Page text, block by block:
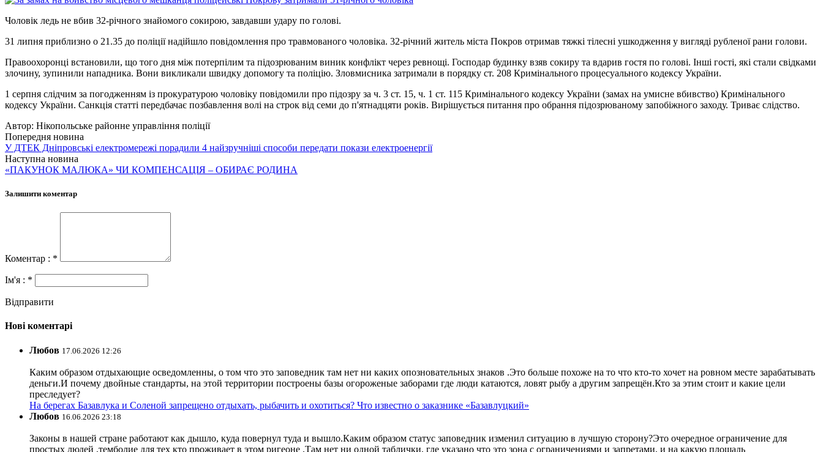
Чоловік ледь не вбив 32-річного знайомого сокирою, завдавши удару по голові.
31 липня приблизно о 21.35 до поліції надійшло повідомлення про травмованого чоловіка. 32-річний житель міста Покров отримав тяжкі тілесні ушкодження у вигляді рубленої рани голови.
Правоохоронці встановили, що того дня між потерпілим та підозрюваним виник конфлікт через ревнощі. Господар будинку взяв сокиру та вдарив гостя по голові. Інші гості, які стали свідками
злочину, зупинили нападника. Вони викликали швидку допомогу та поліцію. Зловмисника затримали в порядку ст. 208 Кримінального процесуального кодексу України.
1 серпня слідчим за погодженням із прокуратурою чоловіку повідомили про підозру за ч. 3 ст. 15, ч. 1 ст. 115 Кримінального кодексу України (замах на умисне вбивство) Кримінального
кодексу України. Санкція статті передбачає позбавлення волі на строк від семи до п'ятнадцяти років. Вирішується питання про обрання підозрюваному запобіжного заходу. Триває слідство.
Автор: Нікопольське районне управління поліції
Попередня новина
У ДТЕК Дніпровські електромережі порадили 4 найзручніші способи передати покази електроенергії
Наступна новина
«ПАКУНОК МАЛЮКА» ЧИ КОМПЕНСАЦІЯ – ОБИРАЄ РОДИНА
Залишити коментар
Коментар : *
Ім'я : *
Відправити
Нові коментарі
Любов 17.06.2026 12:26
Каким образом отдыхающие осведомленны, о том что это заповедник там нет ни каких опозновательных знаков .Это больше похоже на то что кто-то хочет на ровном месте зарабатывать
деньги.И почему двойные стандарты, на этой территории построены базы огороженые заборами где люди катаются, ловят рыбу а другим запрещён.Кто за этим стоит и какие цели
преследует?
На берегах Базавлука и Соленой запрещено отдыхать, рыбачить и охотиться? Что известно о заказнике «Базавлуцкий»
Любов 16.06.2026 23:18
Законы в нашей стране работают как дышло, куда повернул туда и вышло.Каким образом статус заповедник изменил ситуацию в лучшую сторону?Это очередное ограничение для
простых людей ,темболие для тех кто проживает в этом ригеоне .Там нет ни одной таблички, где указано что это зона с ограничениями и запретами, и на какую площадь